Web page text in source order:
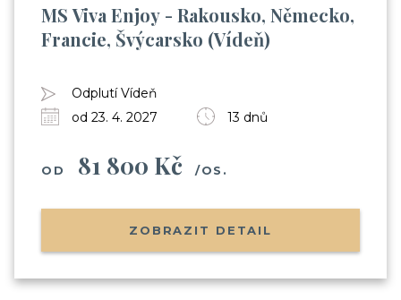
MS Viva Enjoy - Rakousko, Německo,
Francie, Švýcarsko (Vídeň)
Odplutí Vídeň
od 23. 4. 2027
13 dnů
OD 81 800 Kč /OS.
ZOBRAZIT DETAIL